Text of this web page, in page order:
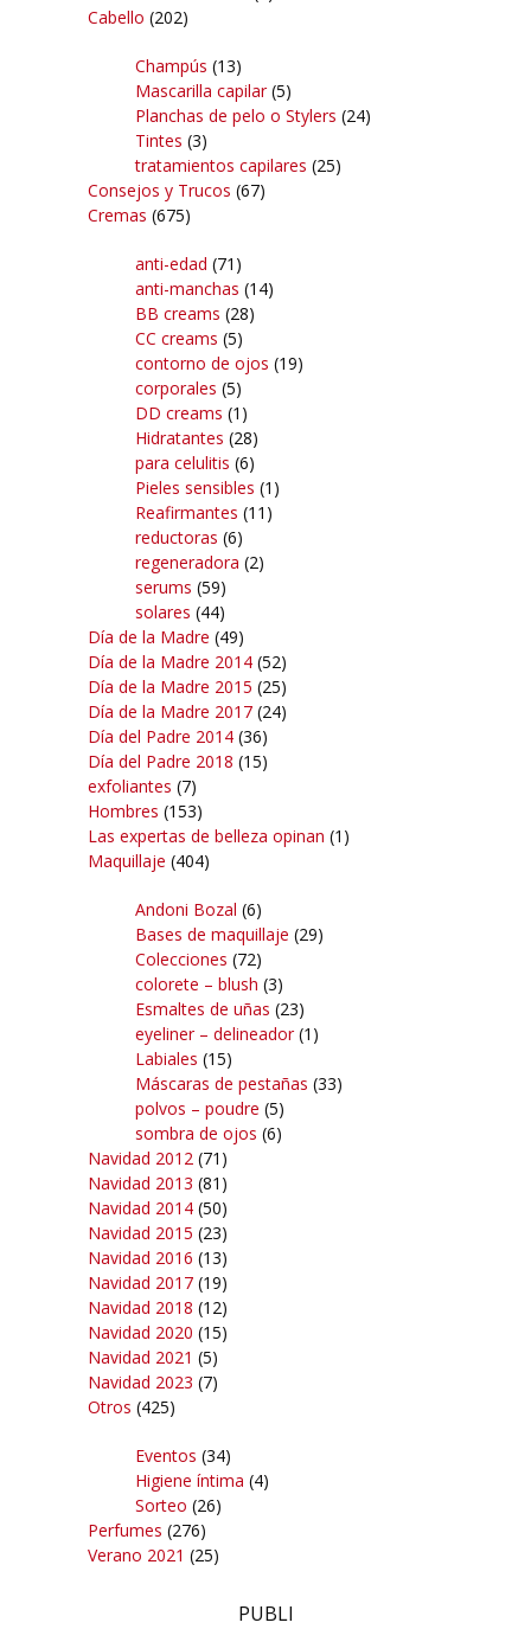
Cabello (202)
Champús (13)
Mascarilla capilar(5)
Planchas de pelo o Stylers (24)
Tintes (3)
tratamientos capilares (25)
Consejos y Trucos (67)
Cremas (675)
anti-edad (71)
anti-manchas (14)
BB creams (28)
CC creams (5)
contorno de ojos (19)
corporales (5)
DD creams (1)
Hidratantes (28)
para celulitis (6)
Pieles sensibles (1)
Reafirmantes (11)
reductoras (6)
regeneradora (2)
serums (59)
solares (44)
Día de la Madre (49)
Día de la Madre 2014 (52)
Día de la Madre 2015 (25)
Día de la Madre 2017 (24)
Día del Padre 2014 (36)
Día del Padre 2018 (15)
exfoliantes (7)
Hombres (153)
Las expertas de belleza opinan (1)
Maquillaje (404)
Andoni Bozal (6)
Bases de maquillaje (29)
Colecciones (72)
colorete – blush (3)
Esmaltes de uñas (23)
eyeliner – delineador(1)
Labiales (15)
Máscaras de pestañas (33)
polvos – poudre (5)
sombra de ojos (6)
Navidad 2012 (71)
Navidad 2013 (81)
Navidad 2014 (50)
Navidad 2015 (23)
Navidad 2016 (13)
Navidad 2017 (19)
Navidad 2018 (12)
Navidad 2020 (15)
Navidad 2021 (5)
Navidad 2023 (7)
Otros (425)
Eventos (34)
Higiene íntima (4)
Sorteo (26)
Perfumes (276)
Verano 2021 (25)
PUBLI